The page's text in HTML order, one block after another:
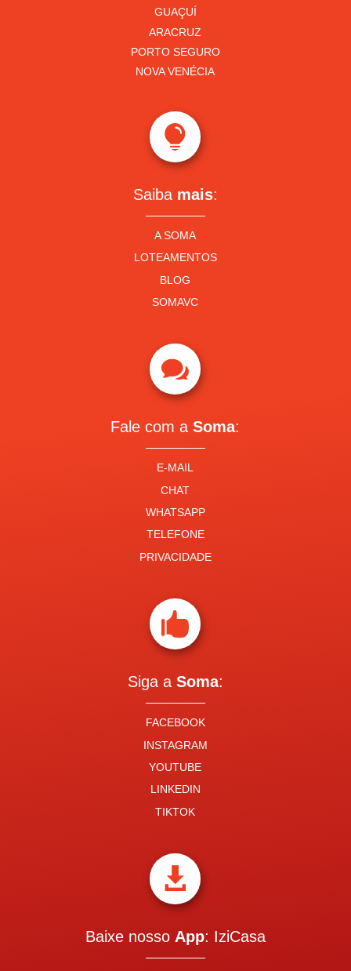
GUAÇUÍ
ARACRUZ
PORTO SEGURO
NOVA VENÉCIA

Saiba mais:
A SOMA
LOTEAMENTOS
BLOG
SOMAVC

Fale com aSoma:
E-MAIL
CHAT
WHATSAPP
TELEFONE
PRIVACIDADE

Siga a Soma:
FACEBOOK
INSTAGRAM
YOUTUBE
LINKEDIN
TIKTOK

Baixe nosso App: IziCasa